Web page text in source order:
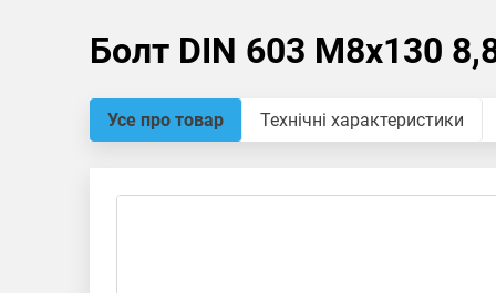
Болт DIN 603 M8x130
Усе про товар Технічні характеристики